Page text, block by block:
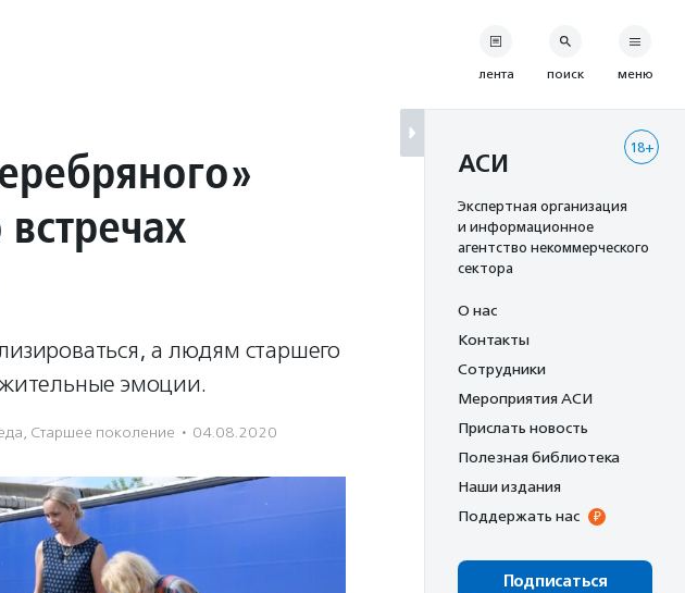
а людям старшего
эмоции.
, Старшее поколение · 04.08.2020
лента поиск меню
18+
АСИ
Экспертная организация
и информационное
агентство некоммерческого
сектора
О нас
Контакты
Сотрудники
Мероприятия АСИ
Прислать новость
Полезная библиотека
Наши издания
Поддержать нас
Подписаться